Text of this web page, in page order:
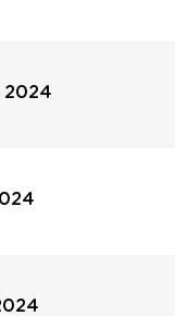
2024